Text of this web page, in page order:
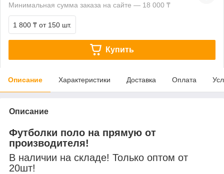
Минимальная сумма заказа на сайте — 18 000 ₸
1 800 ₸ от 150 шт.
Купить
Описание Характеристики Доставка Оплата
Описание
Футболки поло на прямую от
производителя!
В наличии на складе! Только оптом от
20шт!